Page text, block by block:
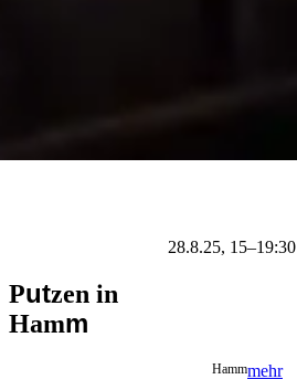
28.8.25,
Putzen in
Hamm
Hammmehr